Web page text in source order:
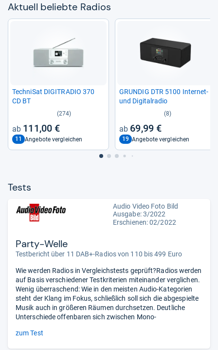
Aktu­ell beliebte Radios
Tech­ni­Sat DIGITRA­DIO 370
CD BT
(274)
111,00 €
11 Angebote vergleichen
GRUN­DIG DTR 5100 Inter­net-​
und Digi­tal­ra­dio
(8)
69,99 €
19 Angebote vergleichen
Tests
Audio Video Foto Bild
Ausgabe: 3/2022
Erschienen: 02/2022
Party-Welle
Testbericht über 11 DAB+-Radios von 110 bis 499 Euro
Wie werden Radios in Vergleichstests geprüft?Radios werden
auf Basis verschiedener Testkriterien miteinander verglichen.
Wenig überraschend: Wie in den meisten Audio-Kategorien
steht der Klang im Fokus, schließlich soll sich die abgespielte
Musik auch in größeren Räumen durchsetzen. Deutliche
Unterschiede offenbaren sich zwischen Mono-
zum Test